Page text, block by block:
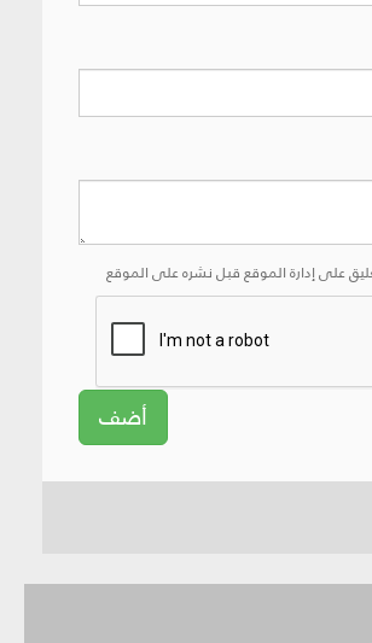
على إدارة الموقع قبل نشره على الموقع
أضف